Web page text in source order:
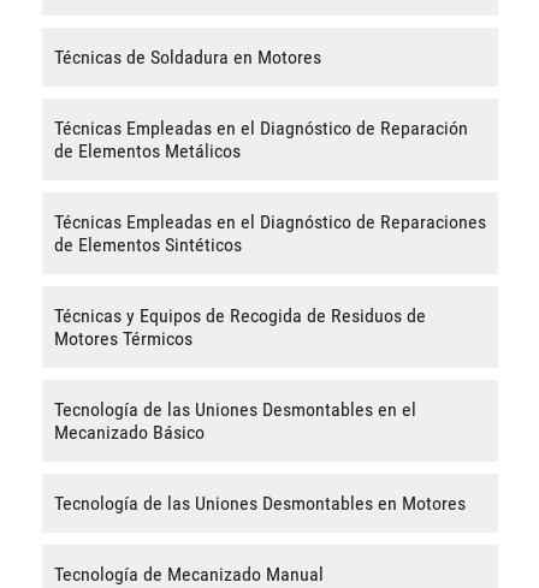
Técnicas de Soldadura en Motores
Técnicas Empleadas en el Diagnóstico de Reparación
de Elementos Metálicos
Técnicas Empleadas en el Diagnóstico de Reparaciones
de Elementos Sintéticos
Técnicas y Equipos de Recogida de Residuos de
Motores Térmicos
Tecnología de las Uniones Desmontables en el
Mecanizado Básico
Tecnología de las Uniones Desmontables en Motores
Tecnología de Mecanizado Manual